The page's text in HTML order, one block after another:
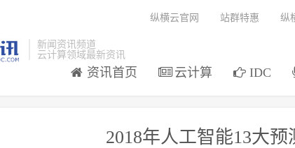
新闻资讯频道
云计算领域最新资讯
资讯首页 云计算 IDC
纵横云官网 站群特惠 纵
2018年人工智能13大预